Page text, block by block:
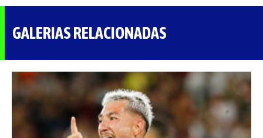
GALERIAS RELACIONADAS